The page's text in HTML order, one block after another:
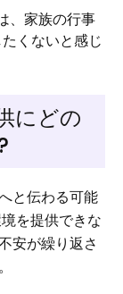
、家族の行事
くないと感じ
にどの
と伝わる可能
を提供できな
安が繰り返さ